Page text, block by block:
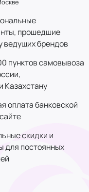
ломкости
действие
прошедшие
ведущих брендов
пунктов самовывоза
Казахстану
оплата банковской
скидки и
для постоянных